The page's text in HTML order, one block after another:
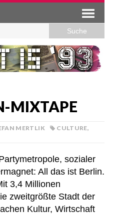
MIXTAPE
MERTLIK CULTURE,
sozialer
All das ist Berlin.
3,4 Millionen
zweitgrößte Stadt der
Kultur, Wirtschaft